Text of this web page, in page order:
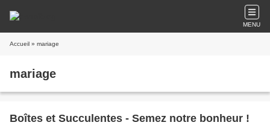
MENU
Accueil » mariage
mariage
Boîtes et Succulentes - Semez notre bonheur !